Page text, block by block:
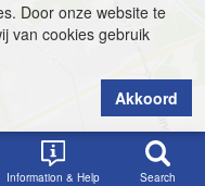
Information & Help Search
Door onze website te
van cookies gebruik
Akkoord